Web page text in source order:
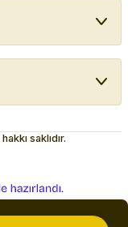
saklıdır.
hazırlandı.